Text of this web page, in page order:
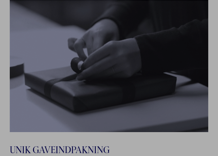
UNIK GAVEINDPAKNING